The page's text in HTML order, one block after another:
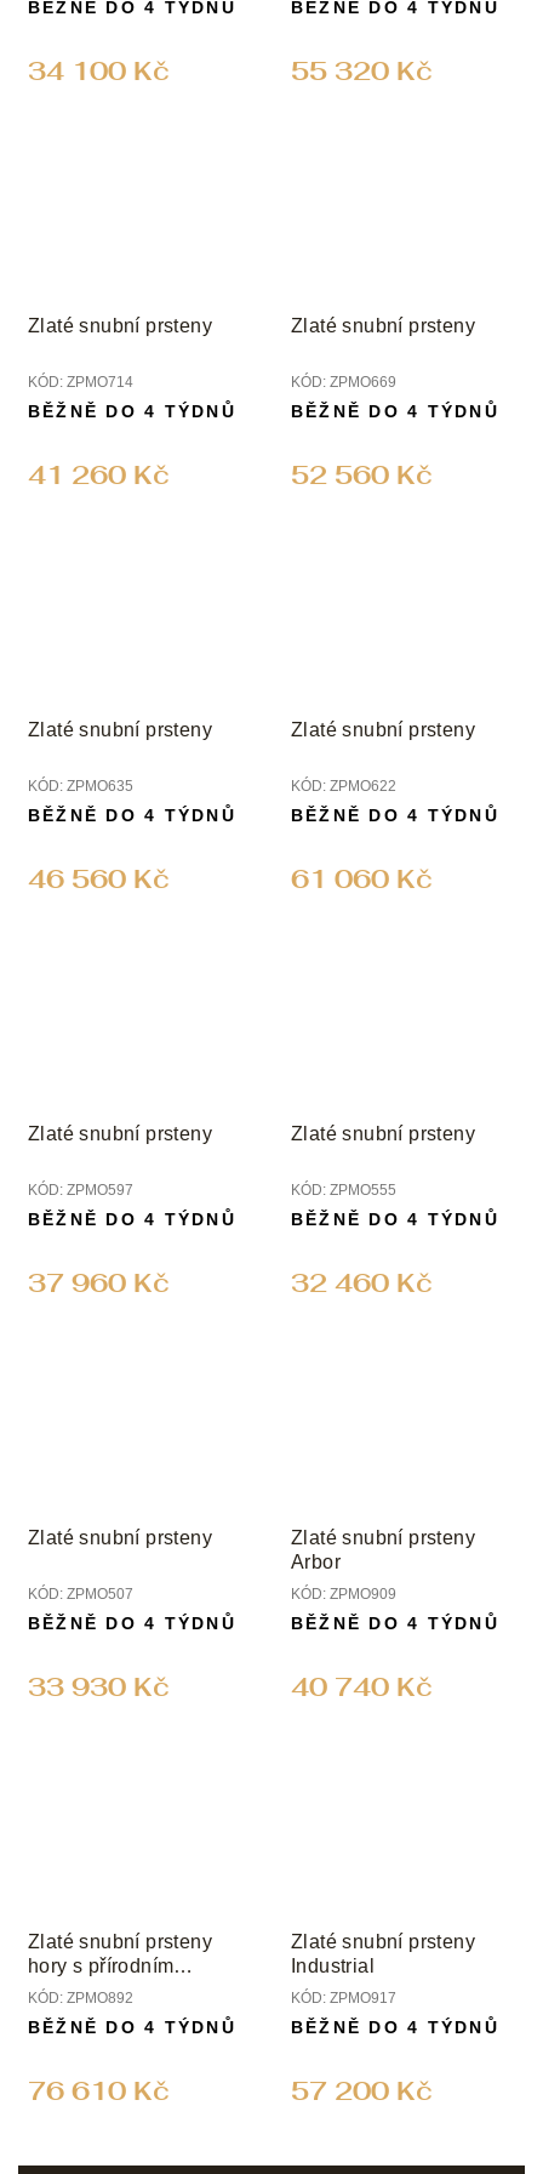
34 100 Kč
BĚŽNĚ DO 4 TÝDNŮ
55 320 Kč
BĚŽNĚ DO 4 TÝDNŮ
Zlaté snubní prsteny
KÓD: ZPMO714
41 260 Kč
BĚŽNĚ DO 4 TÝDNŮ
Zlaté snubní prsteny
KÓD: ZPMO669
52 560 Kč
BĚŽNĚ DO 4 TÝDNŮ
Zlaté snubní prsteny
KÓD: ZPMO635
46 560 Kč
BĚŽNĚ DO 4 TÝDNŮ
Zlaté snubní prsteny
KÓD: ZPMO622
61 060 Kč
BĚŽNĚ DO 4 TÝDNŮ
Zlaté snubní prsteny
KÓD: ZPMO597
37 960 Kč
BĚŽNĚ DO 4 TÝDNŮ
Zlaté snubní prsteny
KÓD: ZPMO555
32 460 Kč
BĚŽNĚ DO 4 TÝDNŮ
Zlaté snubní prsteny
KÓD: ZPMO507
33 930 Kč
BĚŽNĚ DO 4 TÝDNŮ
Zlaté snubní prsteny
Arbor
KÓD: ZPMO909
40 740 Kč
BĚŽNĚ DO 4 TÝDNŮ
Zlaté snubní prsteny
hory s přírodním
diamantem
KÓD: ZPMO892
76 610 Kč
BĚŽNĚ DO 4 TÝDNŮ
Zlaté snubní prsteny
Industrial
KÓD: ZPMO917
57 200 Kč
BĚŽNĚ DO 4 TÝDNŮ